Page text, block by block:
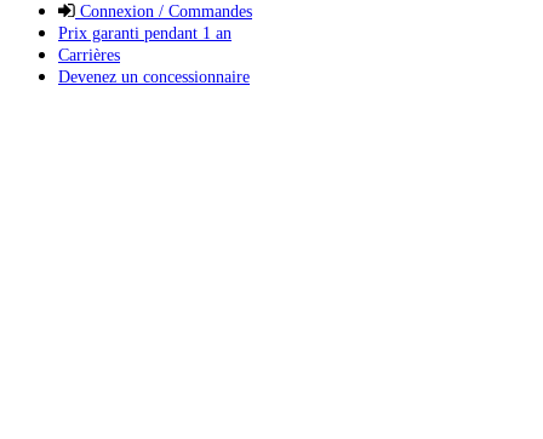
Connexion / Commandes
Prix garanti pendant 1 an
Carrières
Devenez un concessionnaire